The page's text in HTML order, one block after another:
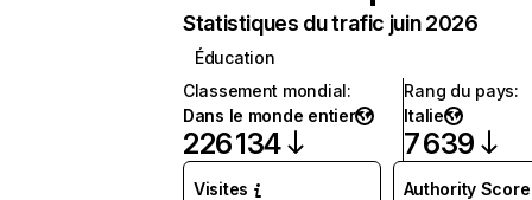
Statistiques du trafic juin 2026
Éducation
Classement mondial:
Dans le monde entier
226 134
Rang du pays:
Italie
7 639
Visites Authority Score